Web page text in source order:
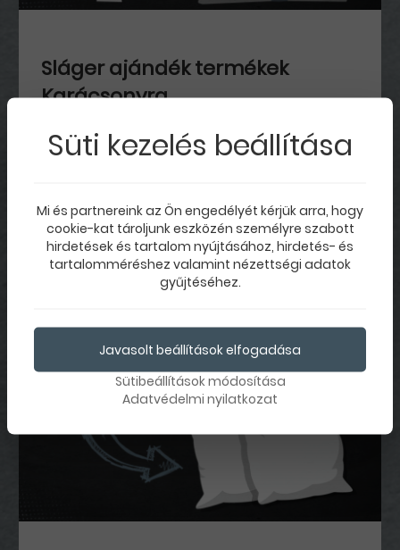
Sláger ajándék termékek
Karácsonyra
Te melyik típusba tartozol? Aki előre készül a
Karácsonyra és minden ajándékot időben kitalál
mennyi ajándékot kell vásárolnia?
2020. december 11 6548
Süti kezelés beállítása
Mi és partnereink az Ön engedélyét kérjük arra, hogy
cookie-kat tároljunk eszközén személyre szabott
hirdetések és tartalom nyújtásához, hirdetés- és
tartalomméréshez valamint nézettségi adatok
gyűjtéséhez.
Javasolt beállítások elfogadása
Sütibeállítások módosítása
Adatvédelmi nyilatkozat